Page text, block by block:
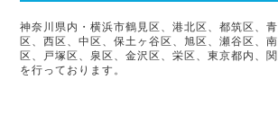
神奈川県内・横浜市鶴見区、港北区、都筑区、
区、西区、中区、保土ヶ谷区、旭区、瀬谷区、
区、戸塚区、泉区、金沢区、栄区、東京都内、
を行っております。